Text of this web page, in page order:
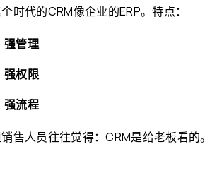
时代的CRM像企业的ERP。特点：
强管理
强权限
强流程
售人员往往觉得：CRM是给老板看的。